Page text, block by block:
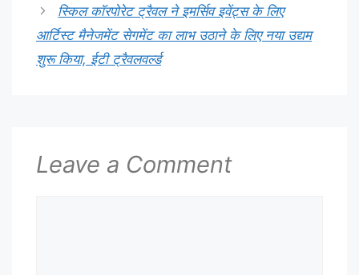
स्किल कॉरपोरेट ट्रैवल ने इमर्सिव इवेंट्स के लिए
आर्टिस्ट मैनेजमेंट सेगमेंट का लाभ उठाने के लिए नया उद्यम
शुरू किया, ईटी ट्रैवलवर्ल्ड
Leave a Comment